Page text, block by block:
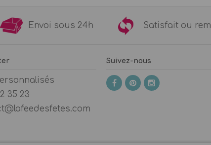
Envoi sous 24h Satisfait ou
35 23
Suivez-nous